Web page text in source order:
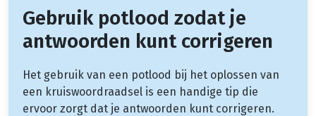
Gebruik potlood zodat je
antwoorden kunt corrigeren
Het gebruik van een potlood bij het oplossen van
een kruiswoordraadsel is een handige tip die
ervoor zorgt dat je antwoorden kunt corrigeren.